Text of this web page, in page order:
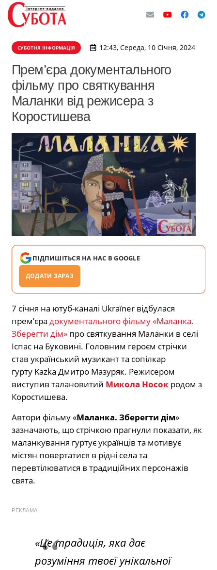
СУБОТНЯ ІНФОРМАЦІЯ 12:43, Середа, 10 Січня, 2024
Прем’єра документального
фільму про святкування
Маланки від режисера з
Коростишева
ПІДПИШІТЬСЯ НА НАС В GOOGLE
ДОДАТИ ЗАРАЗ
7 січня на ютуб-каналі Ukraїner відбулася
прем’єра документального фільму «Маланка.
Зберегти дім» про святкування Маланки в селі
Іспас на Буковині. Головним героєм стрічки
став український музикант та сопілкар
гурту Kazka Дмитро Мазуряк. Режисером
виступив талановитий Микола Носок родом з
Коростишева.
Автори фільму «Маланка. Зберегти дім»
зазначають, що стрічкою прагнули показати, як
маланкування гуртує українців та мотивує
містян повертатися в рідні села та
перевтілюватися в традиційних персонажів
свята.
РЕКЛАМА
«Це традиція, яка дає
розуміння твоєї унікальної